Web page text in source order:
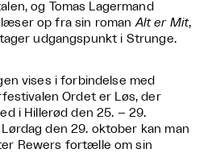
og Tomas Lagermand
læser op fra sin romanAlt er Mit,
udgangspunkt i Strunge.
vises i forbindelse med
Ordet er Løs, der
i Hillerød den 25. – 29.
den 29. oktober kan man
Rewers fortælle om sin